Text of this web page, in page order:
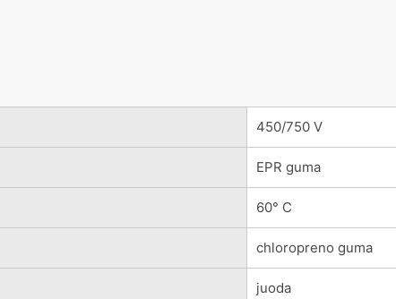
450/750 V
EPR guma
60° C
chloropreno guma
juoda